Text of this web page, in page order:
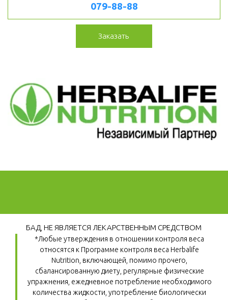
079-88-88
Заказать
БАД, НЕ ЯВЛЯЕТСЯ ЛЕКАРСТВЕННЫМ СРЕДСТВОМ
*Любые утверждения в отношении контроля веса
относятся к Программе контроля веса Herbalife
Nutrition, включающей, помимо прочего,
сбалансированную диету, регулярные физические
упражнения, ежедневное потребление необходимого
количества жидкости, употребление биологически